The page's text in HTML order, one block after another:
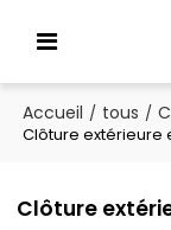
Accueil / tous /
Clôture extérieure
Clôture